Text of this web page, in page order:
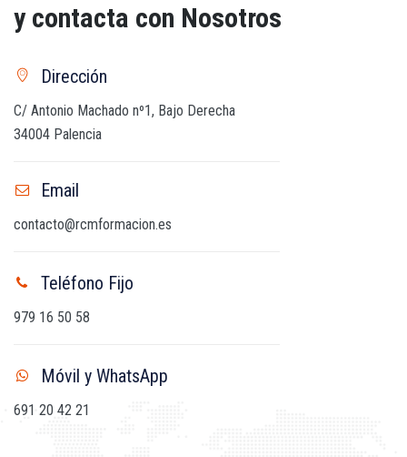
y contacta con Nosotros
Dirección
C/ Antonio Machado nº1, Bajo Derecha
34004 Palencia
Email
contacto@rcmformacion.es
Teléfono Fijo
979 16 50 58
Móvil y WhatsApp
691 20 42 21